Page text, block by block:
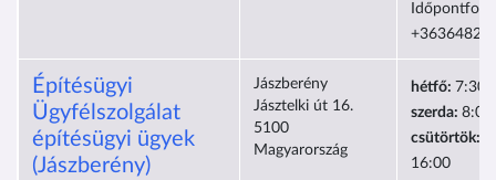
Építésügyi
Ügyfélszolgálat
építésügyi ügyek
(Jászberény)
Jászberény
Jásztelki út 16.
5100
Magyarország
hétfő: 7:30-
szerda:
csütörtök:
16:00